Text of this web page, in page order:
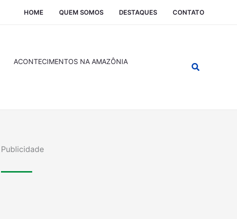
HOME QUEM SOMOS DESTAQUES CONTATO
ACONTECIMENTOS NA AMAZÔNIA
Pesquisar
Publicidade